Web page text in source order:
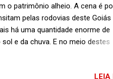
o patrimônio alheio. A cena é
pelas rodovias deste Goiás
há uma quantidade enorme de
e da chuva. E no meio destes
LEIA